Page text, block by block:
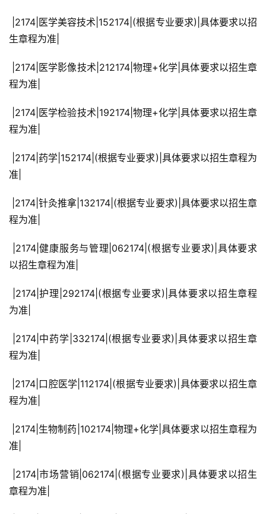
生章程为准|
程为准|
程为准|
准|
程为准|
以招生章程为准|
为准|
程为准|
程为准|
准|
章程为准|